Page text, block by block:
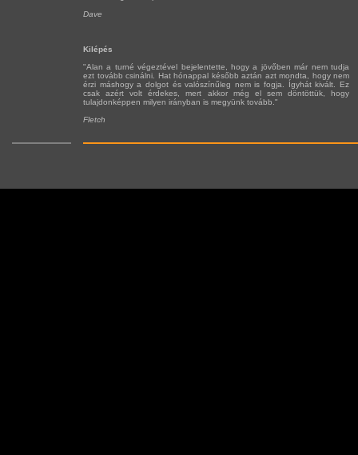
Dave
Kilépés
"Alan a turné végeztével bejelentette, hogy a jövőben már nem tudja
ezt tovább csinálni. Hat hónappal később aztán azt mondta, hogy nem
érzi máshogy a dolgot és valószínűleg nem is fogja. Ígyhát kivált. Ez
csak azért volt érdekes, mert akkor még el sem döntöttük, hogy
tulajdonképpen milyen irányban is megyünk tovább."
Fletch